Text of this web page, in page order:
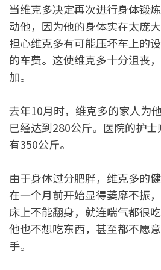
当维克多决定再次进行身体锻
动他，因为他的身体实在太庞
担心维克多有可能压坏车上的
的车费。这使维克多十分沮丧
加。
去年10月时，维克多的家人为
已经达到280公斤。医院的护
有350公斤。
由于身体过分肥胖，维克多的
在一个月前开始显得萎靡不振
床上不能翻身，就连喘气都很
他也不想吃东西，甚至都不愿
手。